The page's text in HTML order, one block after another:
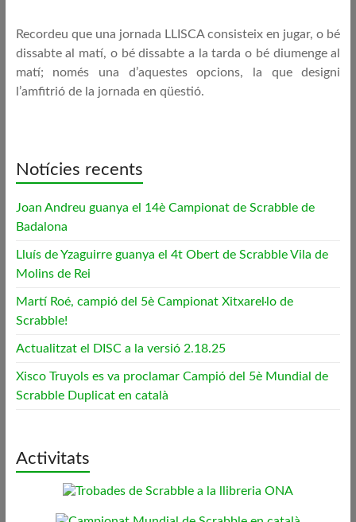
Recordeu que una jornada LLISCA consisteix en jugar, o bé
dissabte al matí, o bé dissabte a la tarda o bé diumenge al
matí; només una d’aquestes opcions, la que designi
l’amfitrió de la jornada en qüestió.
Notícies recents
Joan Andreu guanya el 14è Campionat de Scrabble de
Badalona
Lluís de Yzaguirre guanya el 4t Obert de Scrabble Vila de
Molins de Rei
Martí Roé, campió del 5è Campionat Xitxarel·lo de
Scrabble!
Actualitzat el DISC a la versió 2.18.25
Xisco Truyols es va proclamar Campió del 5è Mundial de
Scrabble Duplicat en català
Activitats